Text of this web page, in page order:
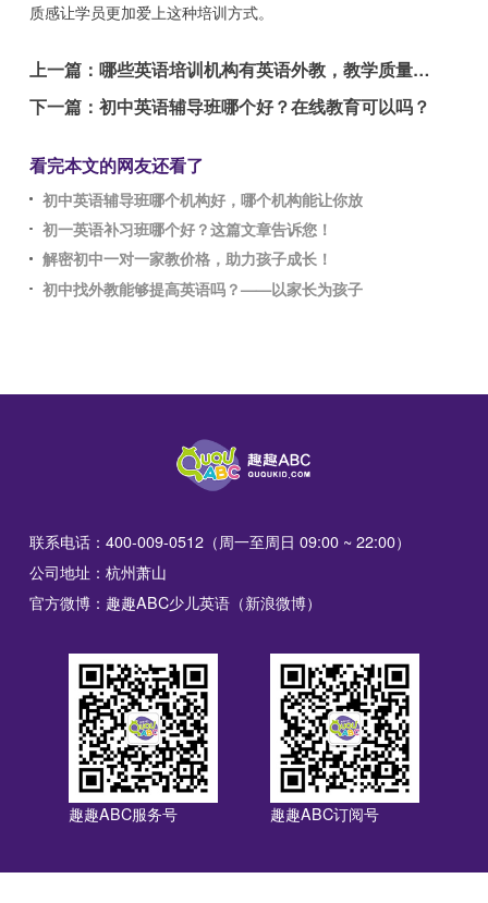
质感让学员更加爱上这种培训方式。
上一篇：
哪些英语培训机构有英语外教，教学质量如何？
下一篇：初中英语辅导班哪个好？在线教育可以吗？
看完本文的网友还看了
初中英语辅导班哪个机构好，哪个机构能让你放
初一英语补习班哪个好？这篇文章告诉您！
解密初中一对一家教价格，助力孩子成长！
初中找外教能够提高英语吗？——以家长为孩子
联系电话：400-009-0512（周一至周日 09:00 ~ 22:00）
公司地址：杭州萧山
官方微博：趣趣ABC少儿英语（新浪微博）
趣趣ABC服务号 趣趣ABC订阅号